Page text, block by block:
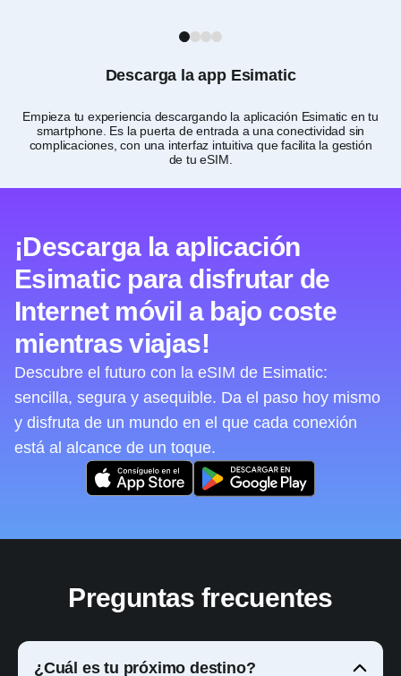
Descarga la app Esimatic
Empieza tu experiencia descargando la aplicación Esimatic en tu
smartphone. Es la puerta de entrada a una conectividad sin
complicaciones, con una interfaz intuitiva que facilita la gestión
de tu eSIM.
1
¡Descarga la aplicación
Esimatic para disfrutar de
Internet móvil a bajo coste
mientras viajas!
Descubre el futuro con la eSIM de Esimatic:
sencilla, segura y asequible. Da el paso hoy mismo
y disfruta de un mundo en el que cada conexión
está al alcance de un toque.
Preguntas frecuentes
¿Cuál es tu próximo destino?